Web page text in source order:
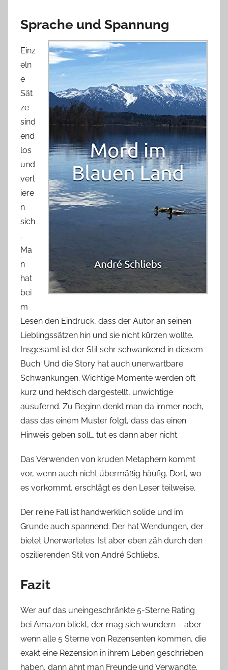
Sprache und Spannung
Einz
eln
e
Sät
ze
sind
end
los
und
verl
iere
n
sich
.
Ma
n
hat
bei
m
Lesen den Eindruck, dass der Autor an seinen
Lieblingssätzen hin und sie nicht kürzen wollte.
Insgesamt ist der Stil sehr schwankend in diesem
Buch. Und die Story hat auch unerwartbare
Schwankungen. Wichtige Momente werden oft
kurz und hektisch dargestellt, unwichtige
ausufernd. Zu Beginn denkt man da immer noch,
dass das einem Muster folgt, dass das einen
Hinweis geben soll… tut es dann aber nicht.
Das Verwenden von kruden Metaphern kommt
vor, wenn auch nicht übermäßig häufig. Dort, wo
es vorkommt, erschlägt es den Leser teilweise.
Der reine Fall ist handwerklich solide und im
Grunde auch spannend. Der hat Wendungen, der
bietet Unerwartetes. Ist aber eben zäh durch den
oszilierenden Stil von André Schliebs.
Fazit
Wer auf das uneingeschränkte 5-Sterne Rating
bei Amazon blickt, der mag sich wundern – aber
wenn alle 5 Sterne von Rezensenten kommen, die
exakt eine Rezension in ihrem Leben geschrieben
haben, dann ahnt man Freunde und Verwandte.